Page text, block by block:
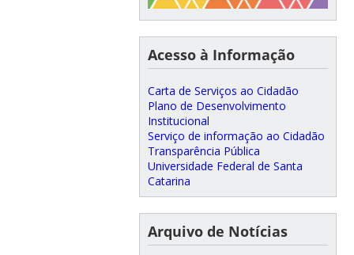
Acesso à Informação
Carta de Serviços ao Cidadão
Plano de Desenvolvimento
Institucional
Serviço de informação ao Cidadão
Transparência Pública
Universidade Federal de Santa
Catarina
Arquivo de Notícias